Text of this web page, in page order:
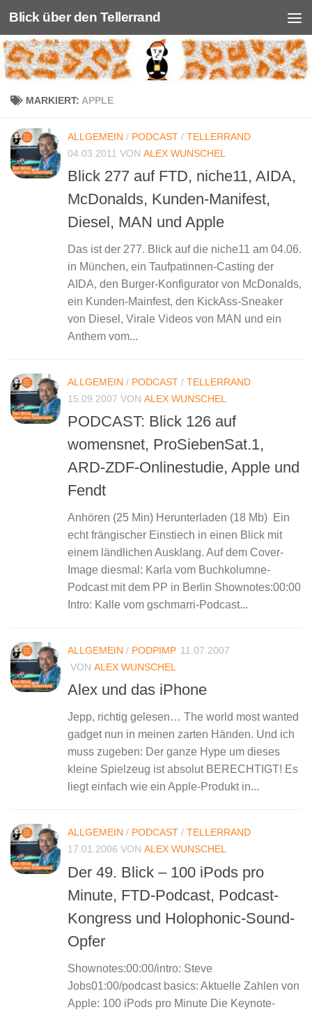
Unter dem Inhalt
Blick über den Tellerrand
MARKIERT: APPLE
ALLGEMEIN / PODCAST / TELLERRAND
04.03.2011 VON ALEX WUNSCHEL
Blick 277 auf FTD, niche11, AIDA,
McDonalds, Kunden-Manifest,
Diesel, MAN und Apple
Das ist der 277. Blick auf die niche11 am 04.06.
in München, ein Taufpatinnen-Casting der
AIDA, den Burger-Konfigurator von McDonalds,
ein Kunden-Mainfest, den KickAss-Sneaker
von Diesel, Virale Videos von MAN und ein
Anthem vom...
ALLGEMEIN / PODCAST / TELLERRAND
15.09.2007 VON ALEX WUNSCHEL
PODCAST: Blick 126 auf
womensnet, ProSiebenSat.1,
ARD-ZDF-Onlinestudie, Apple und
Fendt
Anhören (25 Min) Herunterladen (18 Mb) Ein
echt frängischer Einstiech in einen Blick mit
einem ländlichen Ausklang. Auf dem Cover-
Image diesmal: Karla vom Buchkolumne-
Podcast mit dem PP in Berlin Shownotes:00:00
Intro: Kalle vom gschmarri-Podcast...
ALLGEMEIN / PODPIMP 11.07.2007
VON ALEX WUNSCHEL
Alex und das iPhone
Jepp, richtig gelesen… The world most wanted
gadget nun in meinen zarten Händen. Und ich
muss zugeben: Der ganze Hype um dieses
kleine Spielzeug ist absolut BERECHTIGT! Es
liegt einfach wie ein Apple-Produkt in...
ALLGEMEIN / PODCAST / TELLERRAND
17.01.2006 VON ALEX WUNSCHEL
Der 49. Blick – 100 iPods pro
Minute, FTD-Podcast, Podcast-
Kongress und Holophonic-Sound-
Opfer
Shownotes:00:00/intro: Steve
Jobs01:00/podcast basics: Aktuelle Zahlen von
Apple: 100 iPods pro Minute Die Keynote-